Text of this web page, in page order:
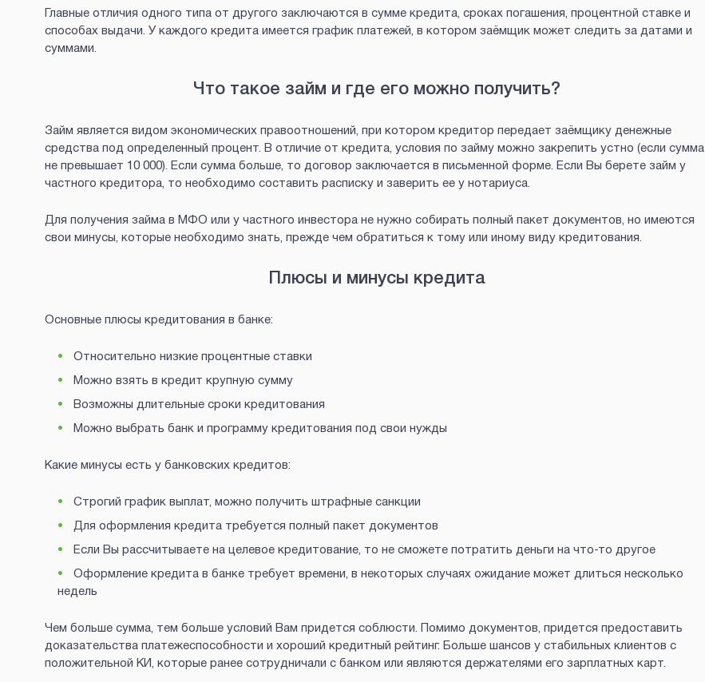
Главные отличия одного типа от другого заключаются в сумме кредита, сроках погашения, процентной ставке и
способах выдачи. У каждого кредита имеется график платежей, в котором заёмщик может следить за датами и
суммами.
Что такое займ и где его можно получить?
Займ является видом экономических правоотношений, при котором кредитор передает заёмщику денежные
средства под определенный процент. В отличие от кредита, условия по займу можно закрепить устно (если сумма
не превышает 10 000). Если сумма больше, то договор заключается в письменной форме. Если Вы берете займ у
частного кредитора, то необходимо составить расписку и заверить ее у нотариуса.
Для получения займа в МФО или у частного инвестора не нужно собирать полный пакет документов, но имеются
свои минусы, которые необходимо знать, прежде чем обратиться к тому или иному виду кредитования.
Плюсы и минусы кредита
Основные плюсы кредитования в банке:
Относительно низкие процентные ставки
Можно взять в кредит крупную сумму
Возможны длительные сроки кредитования
Можно выбрать банк и программу кредитования под свои нужды
Какие минусы есть у банковских кредитов:
Строгий график выплат, можно получить штрафные санкции
Для оформления кредита требуется полный пакет документов
Если Вы рассчитываете на целевое кредитование, то не сможете потратить деньги на что-то другое
Оформление кредита в банке требует времени, в некоторых случаях ожидание может длиться несколько
недель
Чем больше сумма, тем больше условий Вам придется соблюсти. Помимо документов, придется предоставить
доказательства платежеспособности и хороший кредитный рейтинг. Больше шансов у стабильных клиентов с
положительной КИ, которые ранее сотрудничали с банком или являются держателями его зарплатных карт.